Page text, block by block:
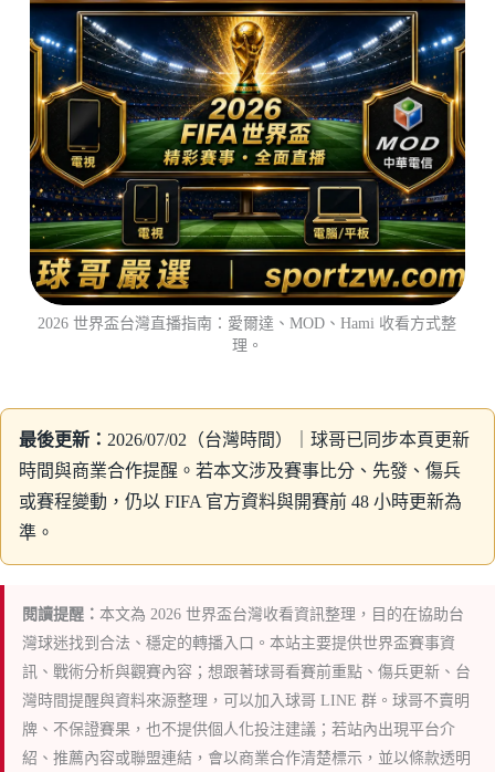
2026 世界盃台灣直播指南：愛爾達、MOD、Hami 收看方式整
理。
最後更新： 2026/07/02（台灣時間）｜球哥已同步本頁更新
時間與商業合作提醒。若本文涉及賽事比分、先發、傷兵
或賽程變動，仍以 FIFA 官方資料與開賽前 48 小時更新為
準。
閱讀提醒： 本文為 2026 世界盃台灣收看資訊整理，目的在協助台
灣球迷找到合法、穩定的轉播入口。本站主要提供世界盃賽事資
訊、戰術分析與觀賽內容；想跟著球哥看賽前重點、傷兵更新、台
灣時間提醒與資料來源整理，可以加入球哥 LINE 群。球哥不賣明
牌、不保證賽果，也不提供個人化投注建議；若站內出現平台介
紹、推薦內容或聯盟連結，會以商業合作清楚標示，並以條款透明